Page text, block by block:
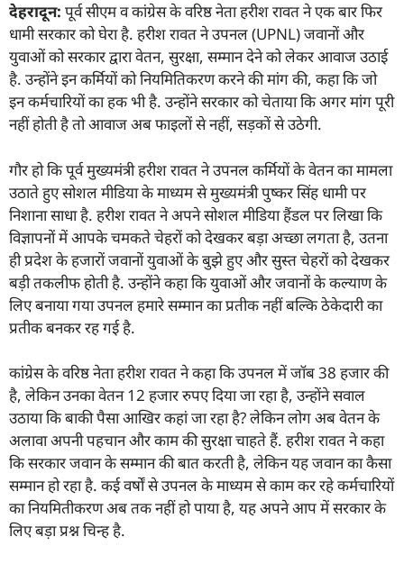
देहरादून: पूर्व सीएम व कांग्रेस के वरिष्ठ नेता हरीश रावत ने एक बार फिर
धामी सरकार को घेरा है. हरीश रावत ने उपनल (UPNL) जवानों और
युवाओं को सरकार द्वारा वेतन, सुरक्षा, सम्मान देने को लेकर आवाज उठाई
है. उन्होंने इन कर्मियों को नियमितिकरण करने की मांग की, कहा कि जो
इन कर्मचारियों का हक भी है. उन्होंने सरकार को चेताया कि अगर मांग पूरी
नहीं होती है तो आवाज अब फाइलों से नहीं, सड़कों से उठेगी.
गौर हो कि पूर्व मुख्यमंत्री हरीश रावत ने उपनल कर्मियों के वेतन का मामला
उठाते हुए सोशल मीडिया के माध्यम से मुख्यमंत्री पुष्कर सिंह धामी पर
निशाना साधा है. हरीश रावत ने अपने सोशल मीडिया हैंडल पर लिखा कि
विज्ञापनों में आपके चमकते चेहरों को देखकर बड़ा अच्छा लगता है, उतना
ही प्रदेश के हजारों जवानों युवाओं के बुझे हुए और सुस्त चेहरों को देखकर
बड़ी तकलीफ होती है. उन्होंने कहा कि युवाओं और जवानों के कल्याण के
लिए बनाया गया उपनल हमारे सम्मान का प्रतीक नहीं बल्कि ठेकेदारी का
प्रतीक बनकर रह गई है.
कांग्रेस के वरिष्ठ नेता हरीश रावत ने कहा कि उपनल में जॉब 38 हजार की
है, लेकिन उनका वेतन 12 हजार रुपए दिया जा रहा है, उन्होंने सवाल
उठाया कि बाकी पैसा आखिर कहां जा रहा है? लेकिन लोग अब वेतन के
अलावा अपनी पहचान और काम की सुरक्षा चाहते हैं. हरीश रावत ने कहा
कि सरकार जवान के सम्मान की बात करती है, लेकिन यह जवान का कैसा
सम्मान हो रहा है. कई वर्षों से उपनल के माध्यम से काम कर रहे कर्मचारियों
का नियमितीकरण अब तक नहीं हो पाया है, यह अपने आप में सरकार के
लिए बड़ा प्रश्न चिन्ह है.